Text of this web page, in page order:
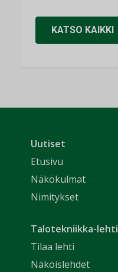
KATSO KAIKKI
Uutiset
Etusivu
Näkökulmat
Nimitykset
Talotekniikka-lehti
Tilaa lehti
Näköislehdet